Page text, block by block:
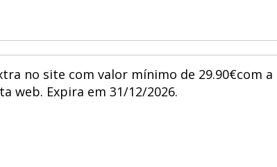
no site com valor mínimo de 29.90€com a
web. Expira em 31/12/2026.